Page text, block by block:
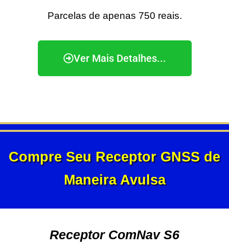
Parcelas de apenas 750 reais.
Ver Mais Detalhes...
Compre Seu Receptor GNSS de
Maneira Avulsa
Receptor ComNav S6